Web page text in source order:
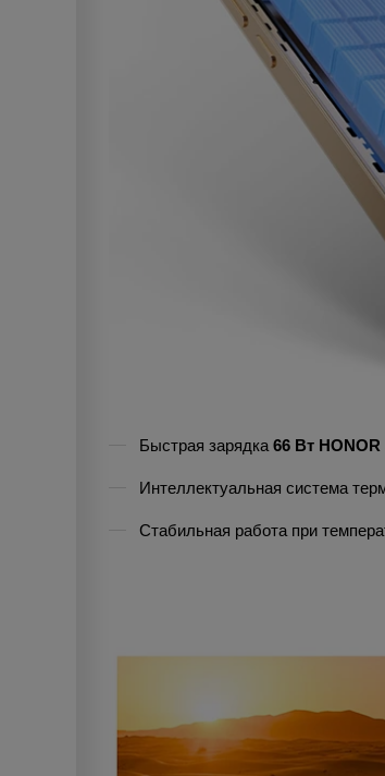
Быстрая зарядка 66 Вт
Интеллектуальная система
Стабильная работа при